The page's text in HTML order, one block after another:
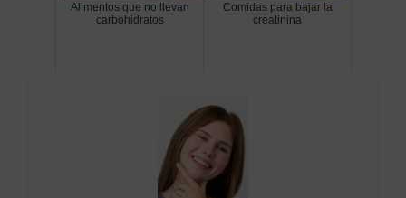
Alimentos que no llevan
carbohidratos
Comidas para bajar la
creatinina